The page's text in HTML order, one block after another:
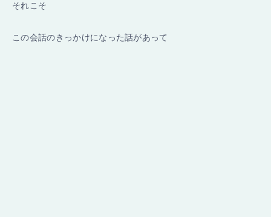
それこそ
この会話のきっかけになった話があって